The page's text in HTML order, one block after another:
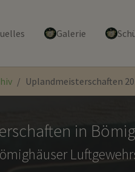
Galerie
Uplandmeisterschaften
in